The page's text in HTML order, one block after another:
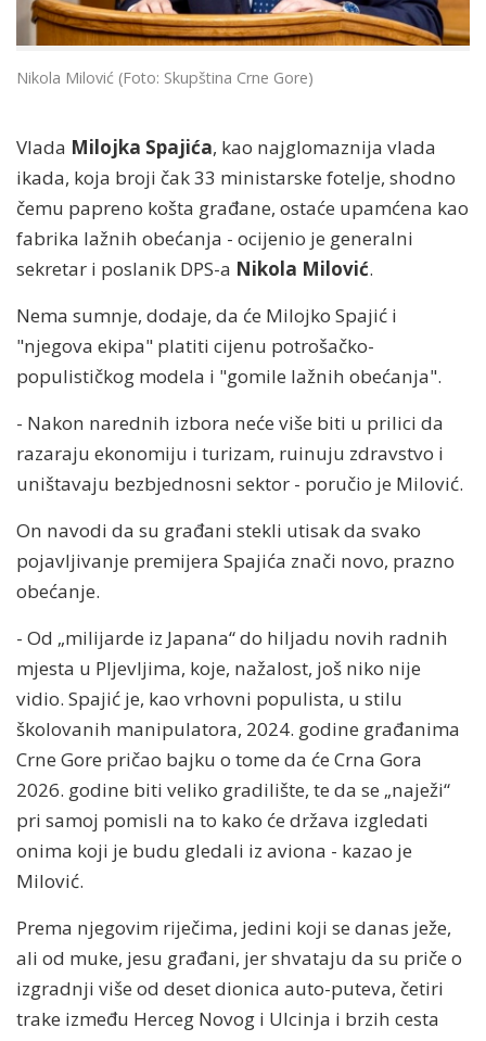
Nikola Milović (Foto: Skupština Crne Gore)
Vlada Milojka Spajića, kao najglomaznija vlada
ikada, koja broji čak 33 ministarske fotelje, shodno
čemu papreno košta građane, ostaće upamćena kao
fabrika lažnih obećanja - ocijenio je generalni
sekretar i poslanik DPS-a Nikola Milović.
Nema sumnje, dodaje, da će Milojko Spajić i
"njegova ekipa" platiti cijenu potrošačko-
populističkog modela i "gomile lažnih obećanja".
- Nakon narednih izbora neće više biti u prilici da
razaraju ekonomiju i turizam, ruinuju zdravstvo i
uništavaju bezbjednosni sektor - poručio je Milović.
On navodi da su građani stekli utisak da svako
pojavljivanje premijera Spajića znači novo, prazno
obećanje.
- Od „milijarde iz Japana“ do hiljadu novih radnih
mjesta u Pljevljima, koje, nažalost, još niko nije
vidio. Spajić je, kao vrhovni populista, u stilu
školovanih manipulatora, 2024. godine građanima
Crne Gore pričao bajku o tome da će Crna Gora
2026. godine biti veliko gradilište, te da se „naježi“
pri samoj pomisli na to kako će država izgledati
onima koji je budu gledali iz aviona - kazao je
Milović.
Prema njegovim riječima, jedini koji se danas ježe,
ali od muke, jesu građani, jer shvataju da su priče o
izgradnji više od deset dionica auto-puteva, četiri
trake između Herceg Novog i Ulcinja i brzih cesta